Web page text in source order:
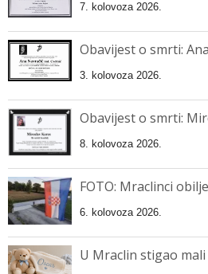
7. kolovoza 2026.
Obavijest o smrti:
3. kolovoza 2026.
Obavijest o smrti:
8. kolovoza 2026.
FOTO: Mraclinci
6. kolovoza 2026.
U Mraclin stigao mali